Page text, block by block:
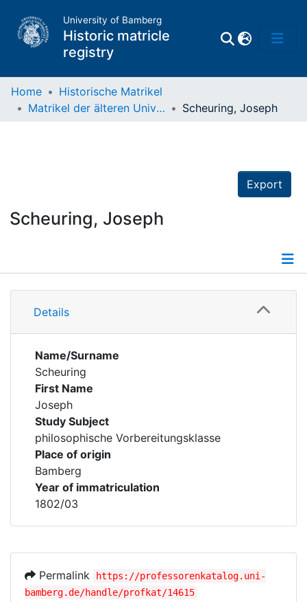
University of Bamberg
Historic matricle
registry
Home
Historische Matrikel
Matrikel der älteren Universität
Scheuring, Joseph
Export
Scheuring, Joseph
Details
Details
Name/Surname
Scheuring
First Name
Joseph
Study Subject
philosophische Vorbereitungsklasse
Place of origin
Bamberg
Year of immatriculation
1802/03
Permalink
https://professorenkatalog.uni-
bamberg.de/handle/profkat/14615